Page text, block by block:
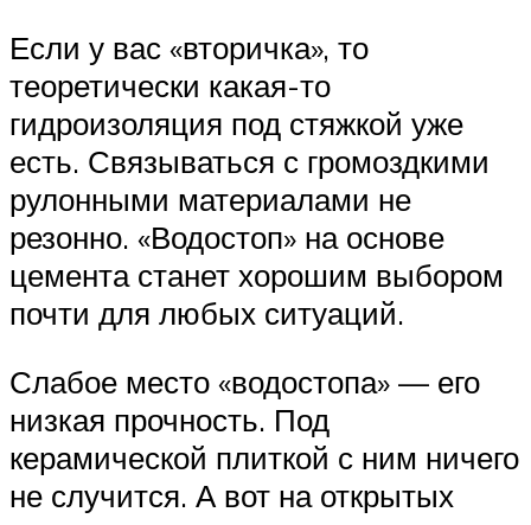
Если у вас «вторичка», то
теоретически какая-то
гидроизоляция под стяжкой уже
есть. Связываться с громоздкими
рулонными материалами не
резонно. «Водостоп» на основе
цемента станет хорошим выбором
почти для любых ситуаций.
Слабое место «водостопа» — его
низкая прочность. Под
керамической плиткой с ним ничего
не случится. А вот на открытых